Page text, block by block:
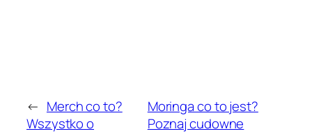
← Merch co to?
Wszystko o
Moringa co to jest?
Poznaj cudowne